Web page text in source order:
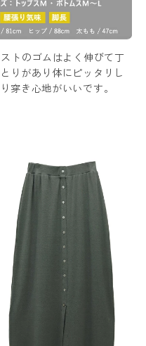
トのゴムはよく伸びて丁
りがあり体にピッタリし
穿き心地がいいです。